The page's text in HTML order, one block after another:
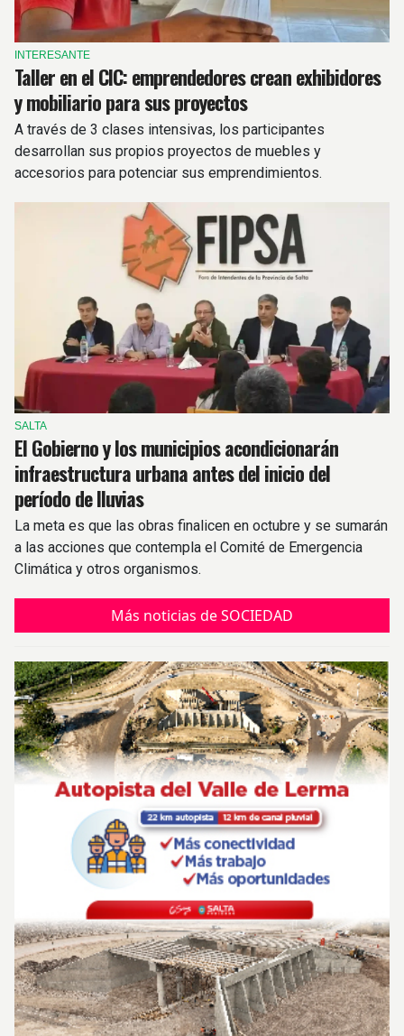
INTERESANTE
Taller en el CIC: emprendedores crean exhibidores
y mobiliario para sus proyectos
A través de 3 clases intensivas, los participantes
desarrollan sus propios proyectos de muebles y
accesorios para potenciar sus emprendimientos.
SALTA
El Gobierno y los municipios acondicionarán
infraestructura urbana antes del inicio del
período de lluvias
La meta es que las obras finalicen en octubre y se sumarán
a las acciones que contempla el Comité de Emergencia
Climática y otros organismos.
Más noticias de SOCIEDAD